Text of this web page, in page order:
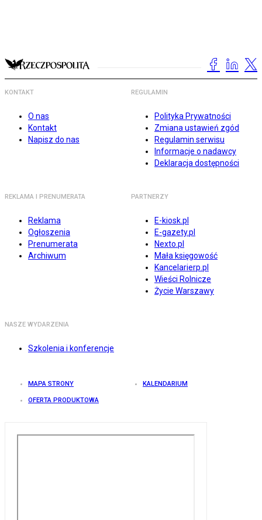
KONTAKT
O nas
Kontakt
Napisz do nas
REGULAMIN
Polityka Prywatności
Zmiana ustawień zgód
Regulamin serwisu
Informacje o nadawcy
Deklaracja dostępności
REKLAMA I PRENUMERATA
Reklama
Ogłoszenia
Prenumerata
Archiwum
PARTNERZY
E-kiosk.pl
E-gazety.pl
Nexto.pl
Mała księgowość
Kancelarierp.pl
Wieści Rolnicze
Życie Warszawy
NASZE WYDARZENIA
Szkolenia i konferencje
MAPA STRONY KALENDARIUM
OFERTA PRODUKTOWA